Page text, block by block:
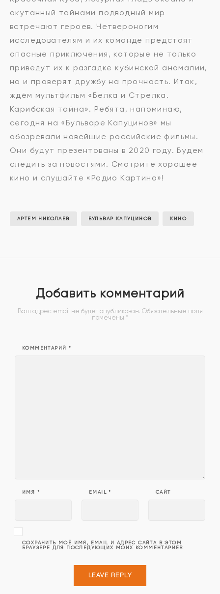
окутанный тайнами подводный мир
встречают героев. Четвероногим
исследователям и их команде предстоят
опасные приключения, которые не только
приведут их к разгадке кубинской аномалии,
но и проверят дружбу на прочность. Итак,
ждём мультфильм «Белка и Стрелка.
Карибская тайна». Ребята, напоминаю,
сегодня на «Бульваре Капуцинов» мы
обозревали новейшие российские фильмы.
Они будут презентованы в 2020 году. Будем
следить за новостями. Смотрите хорошее
кино и слушайте «Радио Картина»!
АРТЕМ НИКОЛАЕВ БУЛЬВАР КАПУЦИНОВ КИНО
Добавить комментарий
Ваш адрес email не будет опубликован. Обязательные поля
помечены *
КОММЕНТАРИЙ *
ИМЯ * EMAIL* САЙТ
СОХРАНИТЬ МОЁ ИМЯ, EMAIL И АДРЕС САЙТА В ЭТОМ
БРАУЗЕРЕ ДЛЯ ПОСЛЕДУЮЩИХ МОИХ КОММЕНТАРИЕВ.